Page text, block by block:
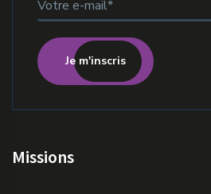
Je m'inscris
Missions